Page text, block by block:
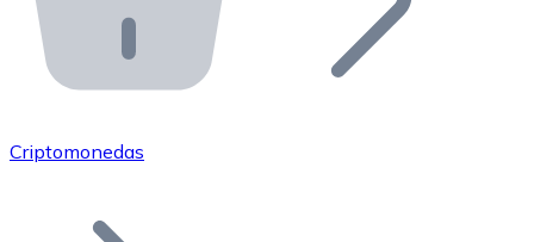
Bitnovo API
Integra nuestra API en tu ecosistema.
Únete a nuestra red de distribuidores.
Añade tu proyecto a nuestro ecosistema.
Criptomonedas